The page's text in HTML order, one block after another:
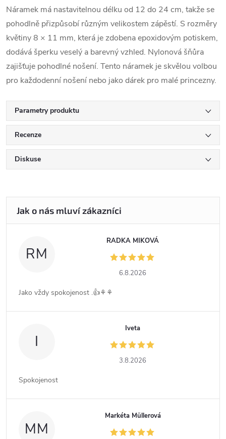
Náramek má nastavitelnou délku od 12 do 24 cm, takže se
pohodlně přizpůsobí různým velikostem zápěstí. S rozměry
květiny 8 × 11 mm, která je zdobena epoxidovým potiskem,
dodává šperku veselý a barevný vzhled. Nylonová šňůra
zajišťuje pohodlné nošení. Tento náramek je skvělou volbou
pro každodenní nošení nebo jako dárek pro malé princezny.
Parametry produktu
Recenze
Diskuse
RM
RADKA MIKOVÁ
6.8.2026
Jako vždy spokojenost .👍⚘️⚘️
I
Iveta
3.8.2026
Spokojenost
MM
Markéta Müllerová